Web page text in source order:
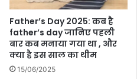
Father’s Day 2025: कब है
father’s day जानिए पहली
बार कब मनाया गया था , और
क्या है इस साल का थीम
15/06/2025